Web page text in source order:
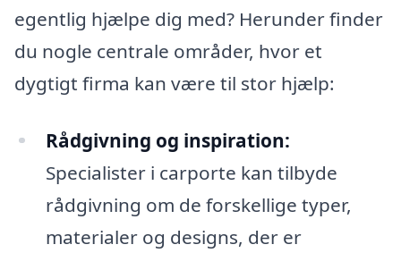
egentlig hjælpe dig med? Herunder finder
du nogle centrale områder, hvor et
dygtigt firma kan være til stor hjælp:
Rådgivning og inspiration:
Specialister i carporte kan tilbyde
rådgivning om de forskellige typer,
materialer og designs, der er